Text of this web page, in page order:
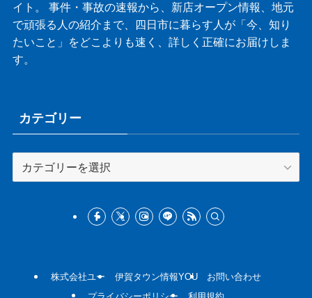
イト。 事件・事故の速報から、新店オープン情報、地元
で頑張る人の紹介まで、四日市に暮らす人が「今、知り
たいこと」をどこよりも速く、詳しく正確にお届けしま
す。
カテゴリー
テ
株式会社ユー 伊賀タウン情報YOU
お問い合わせ